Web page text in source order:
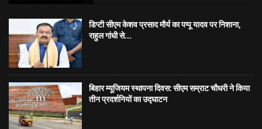
डिप्टी सीएम केशव प्रसाद मौर्य का पप्पू यादव पर निशाना,
राहुल गांधी से...
बिहार म्यूजियम स्थापना दिवस: सीएम सम्राट चौधरी ने किया
तीन प्रदर्शनियों का उद्घाटन